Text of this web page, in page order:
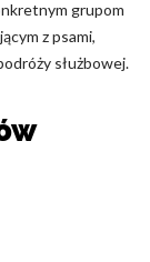
grupom
z psami,
służbowej.